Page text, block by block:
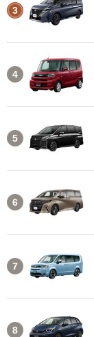
3
4
5
6
7
8